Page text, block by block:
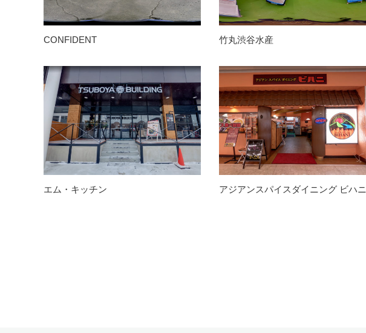
CONFIDENT 竹丸渋谷水産
エム・キッチン アジアンスパイスダイニング ビハニ